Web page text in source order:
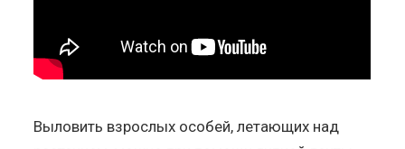
Выловить взрослых особей, летающих над